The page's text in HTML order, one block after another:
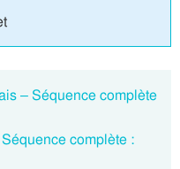
– Séquence complète
complète :